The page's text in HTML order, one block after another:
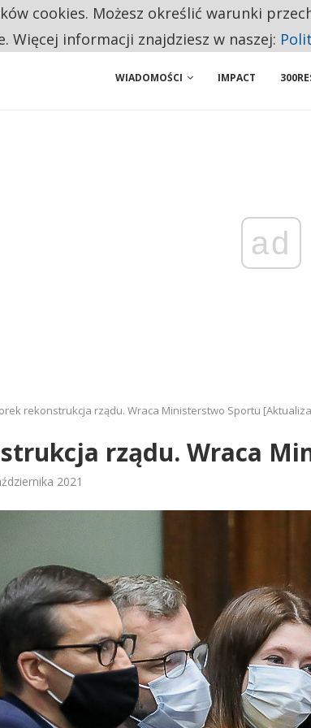
SENIORZY PRZEZNACZAJĄ NA PODSTAWOWE
WIADOMOŚCI IMPACT
ad
rekonstrukcja rządu. Wraca Ministerstwo Sportu
rządu. Wraca
2021
cookies. Możesz określić warunki
Więcej informacji znajdziesz w naszej: